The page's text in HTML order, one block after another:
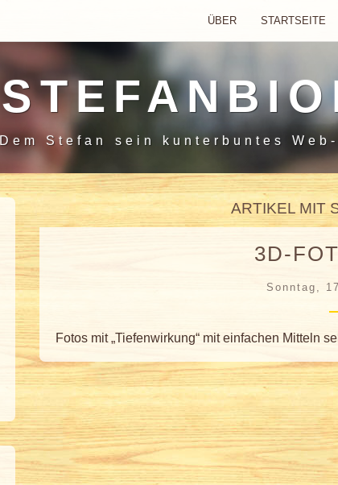
ÜBER STARTSEITE
Dem Stefan sein kunterbuntes
ARTIKEL MIT
3D-
Sonntag,
Fotos mit „Tiefenwirkung“ mit einfachen Mitteln